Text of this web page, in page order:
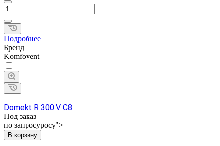
Подробнее
Бренд
Komfovent
Domekt R 300 V C8
Под заказ
по запросуросу">
В корзину